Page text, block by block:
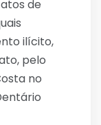
de
ilícito,
pelo
no